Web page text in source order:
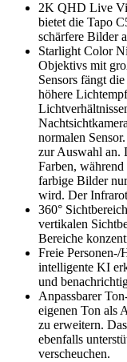
2K QHD Live
bietet die Tapo
schärfere Bilder
Starlight Color
Objektivs mit
Sensors fängt
höhere
normalen
zur Auswahl an.
Farben,
farbige Bilder
wird. Der
360°
vertikalen
Bereiche
Freie Personen-/
intelligente KI
und
Anpassbarer
eigenen Ton als
zu erweitern.
ebenfalls
verscheuchen.